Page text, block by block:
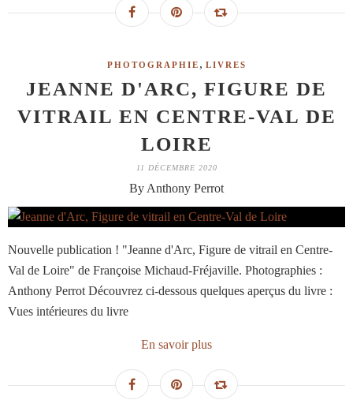
PHOTOGRAPHIE , LIVRES
JEANNE D'ARC, FIGURE DE
VITRAIL EN CENTRE-VAL DE
LOIRE
11 DÉCEMBRE 2020
By Anthony Perrot
Nouvelle publication ! "Jeanne d'Arc, Figure de vitrail en Centre-
Val de Loire" de Françoise Michaud-Fréjaville. Photographies :
Anthony Perrot Découvrez ci-dessous quelques aperçus du livre :
Vues intérieures du livre
En savoir plus